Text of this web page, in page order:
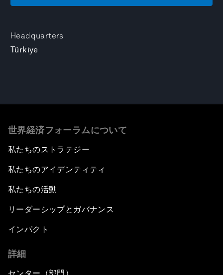
Headquarters
Türkiye
世界経済フォーラムについて
私たちのストラテジー
私たちのアイデンティティ
私たちの活動
リーダーシップとガバナンス
インパクト
詳細